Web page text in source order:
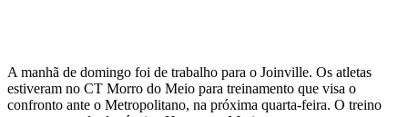
A manhã de domingo foi de trabalho para o Joinville. Os atletas
estiveram no CT Morro do Meio para treinamento que visa o
confronto ante o Metropolitano, na próxima quarta-feira. O treino